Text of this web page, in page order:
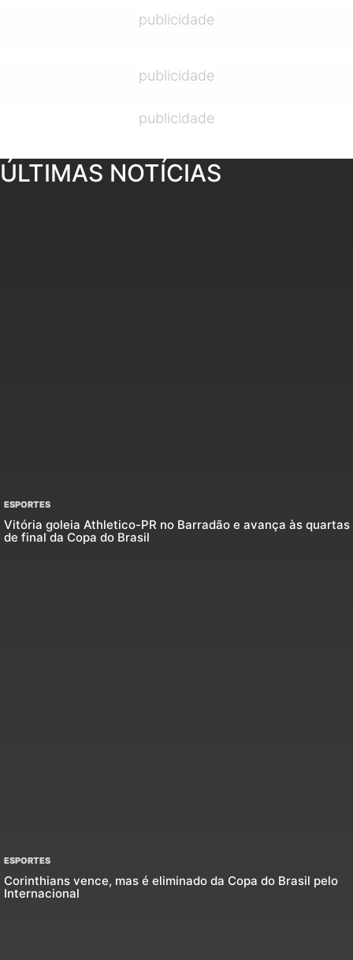
publicidade
publicidade
publicidade
ÚLTIMAS NOTÍCIAS
ESPORTES
Vitória goleia Athletico-PR no Barradão e avança às quartas
de final da Copa do Brasil
ESPORTES
Corinthians vence, mas é eliminado da Copa do Brasil pelo
Internacional